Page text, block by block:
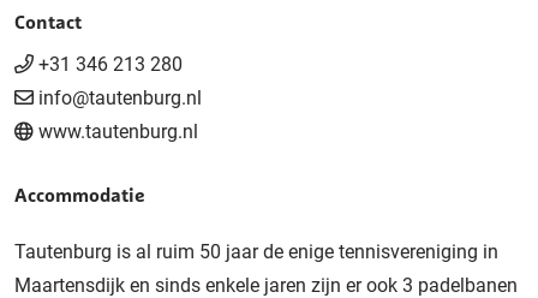
Contact
+31 346 213 280
info@tautenburg.nl
www.tautenburg.nl
Accommodatie
Tautenburg is al ruim 50 jaar de enige tennisvereniging in
Maartensdijk en sinds enkele jaren zijn er ook 3 padelbanen